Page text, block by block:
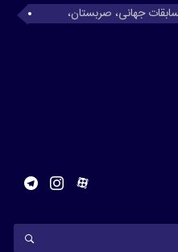
جهانی، صربستان،